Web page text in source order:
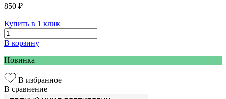
850 ₽
Купить в 1 клик
В корзину
Новинка
В избранное
В сравнение